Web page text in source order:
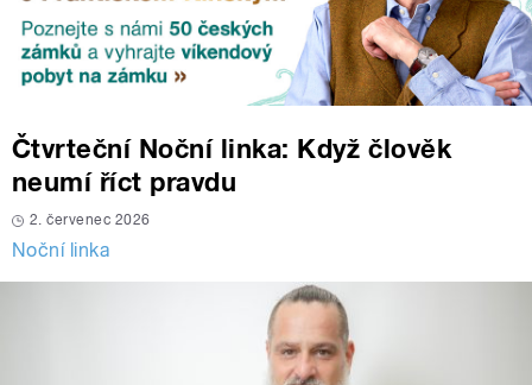
Čtvrteční Noční linka: Když člověk
neumí říct pravdu
2. červenec 2026
Noční linka